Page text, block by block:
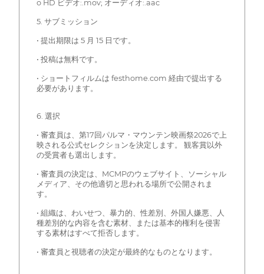
o HD ビデオ:.mov; オーディオ:.aac
5. サブミッション
• 提出期限は 5 月 15 日です。
• 投稿は無料です。
• ショートフィルムは festhome.com 経由で提出する
必要があります。
6. 選択
• 審査員は、第17回パルマ・マウンテン映画祭2026で上
映される公式セレクションを決定します。 観客賞以外
の受賞者も選出します。
• 審査員の決定は、MCMPのウェブサイト、ソーシャル
メディア、その他適切と思われる場所で公開されま
す。
• 組織は、わいせつ、暴力的、性差別、外国人嫌悪、人
種差別的な内容を含む素材、または基本的権利を侵害
する素材はすべて拒否します。
• 審査員と視聴者の決定が最終的なものとなります。